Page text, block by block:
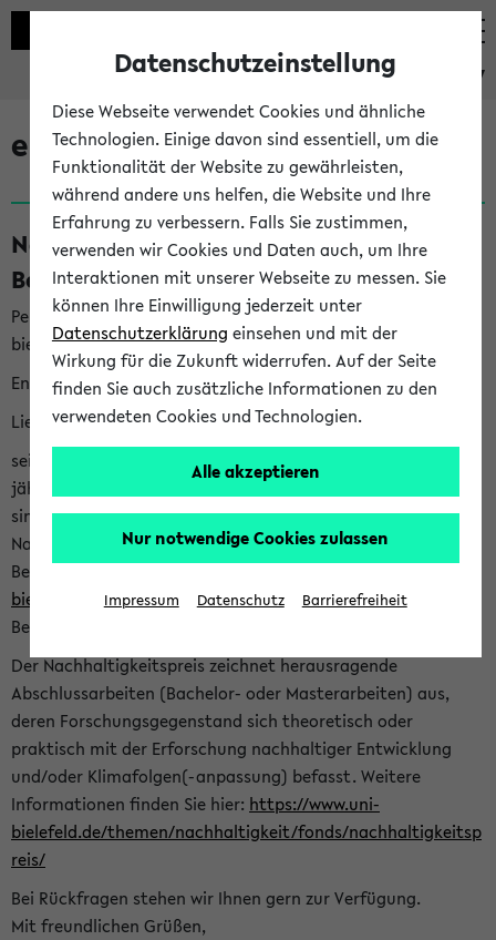
eKVV
eKVV News
Nachhaltigkeitspreis 2026:
Bewerbungsphase gestartet (06.08.26)
Per E-Mail eingestellt von nachhaltigkeitsbuero@uni-
bielefeld.de an den Verteiler 'Alle Studierenden':
English version below
Liebe Studierende,
seit 2023 verleiht das Rektorat der Universität Bielefeld
jährlich den Nachhaltigkeitspreis für Abschlussarbeiten. Sie
sind herzlich eingeladen sich mit Ihrer Abschlussarbeit beim
Nachhaltigkeitsbüro zu bewerben. Bitte nutzen Sie für Ihre
Bewerbung dieses Formular<https://formulare.uni-
bielefeld.de/frontend-server/form/provide/913/>. Die
Bewerbungsfrist endet am 30.09.2026.
Der Nachhaltigkeitspreis zeichnet herausragende
Abschlussarbeiten (Bachelor- oder Masterarbeiten) aus,
deren Forschungsgegenstand sich theoretisch oder
praktisch mit der Erforschung nachhaltiger Entwicklung
und/oder Klimafolgen(-anpassung) befasst. Weitere
Informationen finden Sie hier: https://www.uni-
bielefeld.de/themen/nachhaltigkeit/fonds/nachhaltigkeitsp
reis/
Bei Rückfragen stehen wir Ihnen gern zur Verfügung.
Mit freundlichen Grüßen,
Datenschutzeinstellung
Diese Webseite verwendet Cookies und ähnliche
Technologien. Einige davon sind essentiell, um die
Funktionalität der Website zu gewährleisten,
während andere uns helfen, die Website und Ihre
Erfahrung zu verbessern. Falls Sie zustimmen,
verwenden wir Cookies und Daten auch, um Ihre
Interaktionen mit unserer Webseite zu messen. Sie
können Ihre Einwilligung jederzeit unter
Datenschutzerklärung einsehen und mit der
Wirkung für die Zukunft widerrufen. Auf der Seite
finden Sie auch zusätzliche Informationen zu den
verwendeten Cookies und Technologien.
Alle akzeptieren
Nur notwendige Cookies zulassen
Impressum Datenschutz Barrierefreiheit